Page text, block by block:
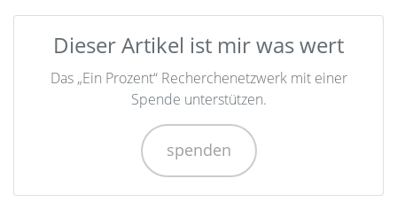
Dieser Artikel ist mir was wert
Das „Ein Prozent“ Recherchenetzwerk mit einer
Spende unterstützen.
spenden